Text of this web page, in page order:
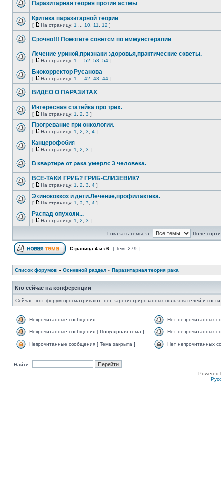
Паразитарная теория против астмы
Критика паразитарной теории
[ На страницу: 1 10 11 12 ]
Срочно!!! Помогите советом по иммунотерапии
Лечение уриной,признаки здоровья,практические советы.
[ На страницу: 1 52 53 54 ]
Биокорректор Русанова
[ На страницу: 1 42 43 44 ]
ВИДЕО О ПАРАЗИТАХ
Интересная статейка про трих.
[ На страницу: 1 2 3 ]
Прогревание при онкологии.
[ На страницу: 1 2 3 4 ]
Канцерофобия
[ На страницу: 1 2 3 ]
В квартире от рака умерло 3 человека.
ВСЁ-ТАКИ ГРИБ? ГРИБ-СЛИЗЕВИК?
[ На страницу: 1 2 3 4 ]
Эхинококкоз и дети.Лечение,профилактика.
[ На страницу: 1 2 3 4 ]
Распад опухоли...
[ На страницу: 1 2 3 ]
Показать темы за: Поле
Страница 4 из 6 [ Тем: 279 ]
Список форумов » Основной раздел » Паразитарная теория рака
Кто сейчас на конференции
Сейчас этот форум просматривают: нет зарегистрированных пользователей и
Непрочитанные сообщения Нет непрочитанных
Непрочитанные сообщения [ Популярная тема ] Нет непрочитанных
Непрочитанные сообщения [ Тема закрыта ] Нет непрочитанных
Найти:
Powered